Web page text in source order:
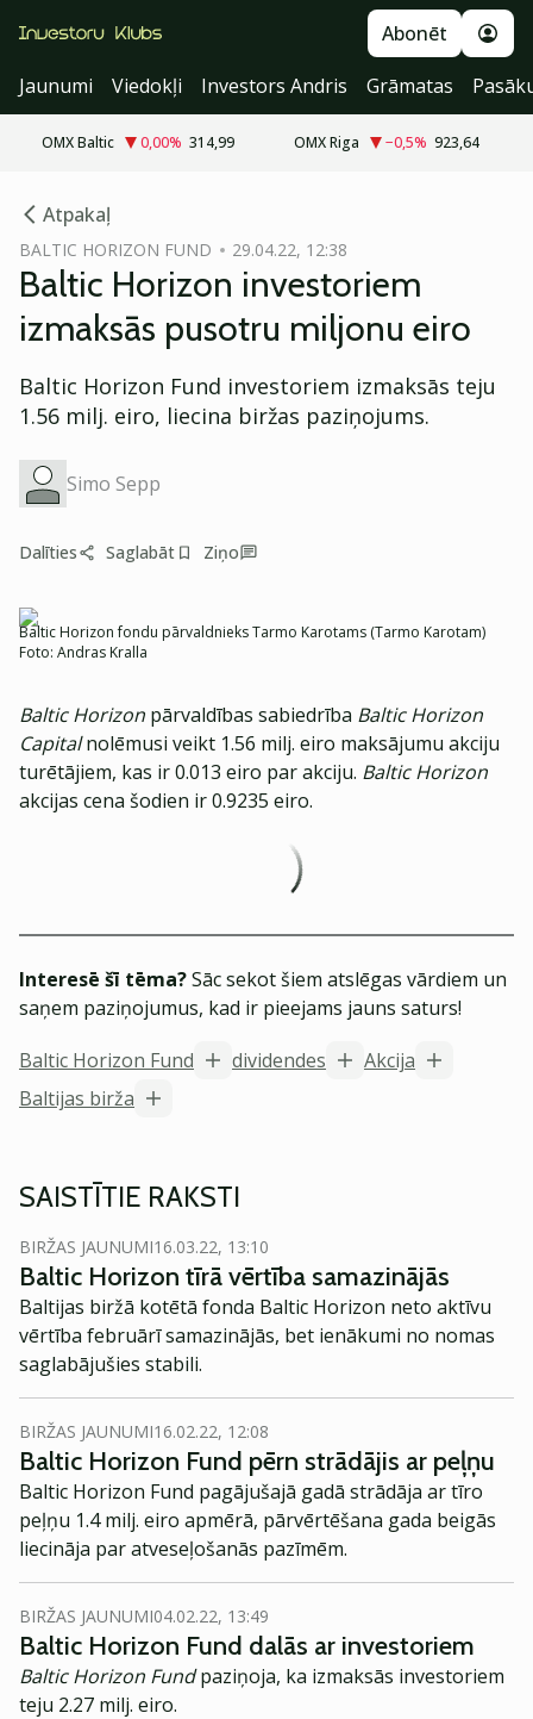
Abonēt
Jaunumi
Viedokļi Investors Andris Grāmatas
OMX Baltic 0,00% 314,99 OMX Riga −0,5% 923,64
Atpakaļ
BALTIC HORIZON FUND 29.04.22, 12:38
Baltic Horizon investoriem
izmaksās pusotru miljonu eiro
Baltic Horizon Fund investoriem izmaksās teju
1.56 milj. eiro, liecina biržas paziņojums.
Simo Sepp
Dalīties Saglabāt Ziņo
Baltic Horizon fondu pārvaldnieks Tarmo Karotams (Tarmo Karotam)
Foto: Andras Kralla
Baltic Horizon pārvaldības sabiedrība Baltic Horizon
Capitalnolēmusi veikt 1.56 milj. eiro maksājumu akciju
turētājiem, kas ir 0.013 eiro par akciju. Baltic Horizon
akcijas cena šodien ir 0.9235 eiro.
Interesē šī tēma?Sāc sekot šiem atslēgas vārdiem un
saņem paziņojumus, kad ir pieejams jauns saturs!
Baltic Horizon Fund
dividendes
Akcija
Baltijas birža
SAISTĪTIE RAKSTI
BIRŽAS JAUNUMI16.03.22, 13:10
Baltic Horizon tīrā vērtība samazinājās
Baltijas biržā kotētā fonda Baltic Horizon neto aktīvu
vērtība februārī samazinājās, bet ienākumi no nomas
saglabājušies stabili.
BIRŽAS JAUNUMI16.02.22, 12:08
Baltic Horizon Fund pērn strādājis ar peļņu
Baltic Horizon Fund pagājušajā gadā strādāja ar tīro
peļņu 1.4 milj. eiro apmērā, pārvērtēšana gada beigās
liecināja par atveseļošanās pazīmēm.
BIRŽAS JAUNUMI04.02.22, 13:49
Baltic Horizon Fund dalās ar investoriem
Baltic Horizon Fundpaziņoja, ka izmaksās investoriem
teju 2.27 milj. eiro.